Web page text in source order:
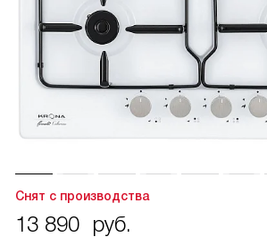
Снят с производства
13 890 руб.